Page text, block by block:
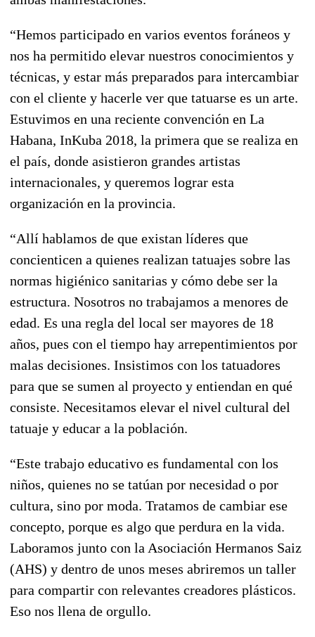
“Hemos participado en varios eventos foráneos y
nos ha permitido elevar nuestros conocimientos y
técnicas, y estar más preparados para intercambiar
con el cliente y hacerle ver que tatuarse es un arte.
Estuvimos en una reciente convención en La
Habana, InKuba 2018, la primera que se realiza en
el país, donde asistieron grandes artistas
internacionales, y queremos lograr esta
organización en la provincia.
“Allí hablamos de que existan líderes que
concienticen a quienes realizan tatuajes sobre las
normas higiénico sanitarias y cómo debe ser la
estructura. Nosotros no trabajamos a menores de
edad. Es una regla del local ser mayores de 18
años, pues con el tiempo hay arrepentimientos por
malas decisiones. Insistimos con los tatuadores
para que se sumen al proyecto y entiendan en qué
consiste. Necesitamos elevar el nivel cultural del
tatuaje y educar a la población.
“Este trabajo educativo es fundamental con los
niños, quienes no se tatúan por necesidad o por
cultura, sino por moda. Tratamos de cambiar ese
concepto, porque es algo que perdura en la vida.
Laboramos junto con la Asociación Hermanos Saiz
(AHS) y dentro de unos meses abriremos un taller
para compartir con relevantes creadores plásticos.
Eso nos llena de orgullo.